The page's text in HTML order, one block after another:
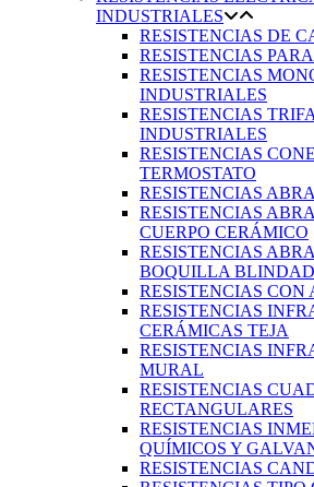
INDUSTRIALES
RESISTENCIAS DE
RESISTENCIAS
RESISTENCIAS
INDUSTRIALES
RESISTENCIAS
INDUSTRIALES
RESISTENCIAS
TERMOSTATO
RESISTENCIAS
RESISTENCIAS
CUERPO CERÁMICO
RESISTENCIAS
BOQUILLA
RESISTENCIAS CON
RESISTENCIAS
CERÁMICAS TEJA
RESISTENCIAS
MURAL
RESISTENCIAS
RECTANGULARES
RESISTENCIAS
QUÍMICOS Y
RESISTENCIAS